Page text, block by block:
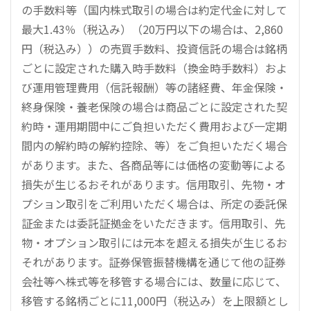
の手数料等（国内株式取引の場合は約定代金に対して
最大1.43％（税込み）（20万円以下の場合は、2,860
円（税込み））の売買手数料、投資信託の場合は銘柄
ごとに設定された購入時手数料（換金時手数料）およ
び運用管理費用（信託報酬）等の諸経費、年金保険・
終身保険・養老保険の場合は商品ごとに設定された契
約時・運用期間中にご負担いただく費用および一定期
間内の解約時の解約控除、等）をご負担いただく場合
があります。また、各商品等には価格の変動等による
損失が生じるおそれがあります。信用取引、先物・オ
プション取引をご利用いただく場合は、所定の委託保
証金または委託証拠金をいただきます。信用取引、先
物・オプション取引には元本を超える損失が生じるお
それがあります。証券保管振替機構を通じて他の証券
会社等へ株式等を移管する場合には、数量に応じて、
移管する銘柄ごとに11,000円（税込み）を上限額とし